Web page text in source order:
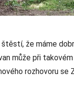
že máme
může při
rozhovoru